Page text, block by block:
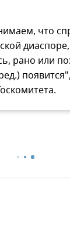
что
диаспоре,
рано или